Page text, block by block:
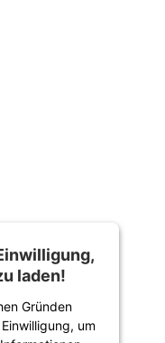
laden!
Gründen
um